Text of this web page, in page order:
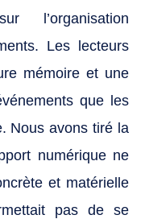
l’organisation
Les lecteurs
mémoire et une
que les
Nous avons tiré la
numérique ne
et matérielle
pas de se